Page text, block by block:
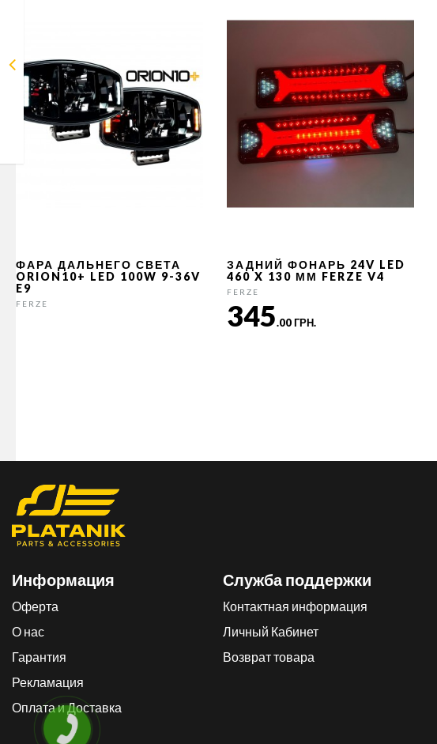
ФАРА ДАЛЬНЕГО СВЕТА
ORION10+ LED 100W 9-36V
E9
FERZE
ЗАДНИЙ ФОНАРЬ 24V LED
460 X 130 ММ FERZE V4
FERZE
345.00 ГРН.
Информация
Оферта
О нас
Гарантия
Рекламация
Оплата и Доставка
Служба поддержки
Контактная информация
Личный Кабинет
Возврат товара